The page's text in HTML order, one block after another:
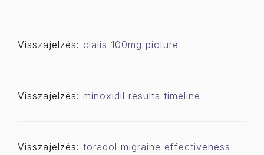
Visszajelzés: cialis 100mg picture
Visszajelzés: minoxidil results timeline
Visszajelzés: toradol migraine effectiveness